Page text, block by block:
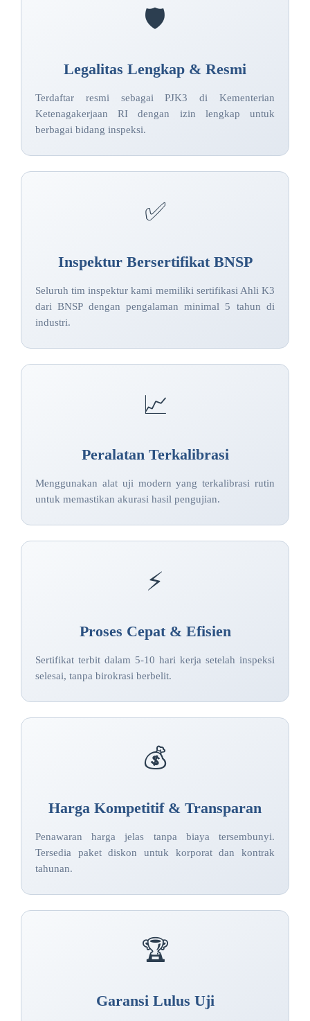
🛡️
Legalitas Lengkap & Resmi
Terdaftar resmi sebagai PJK3 di Kementerian
Ketenagakerjaan RI dengan izin lengkap untuk
berbagai bidang inspeksi.
✅
Inspektur Bersertifikat BNSP
Seluruh tim inspektur kami memiliki sertifikasi Ahli K3
dari BNSP dengan pengalaman minimal 5 tahun di
industri.
📈
Peralatan Terkalibrasi
Menggunakan alat uji modern yang terkalibrasi rutin
untuk memastikan akurasi hasil pengujian.
⚡
Proses Cepat & Efisien
Sertifikat terbit dalam 5-10 hari kerja setelah inspeksi
selesai, tanpa birokrasi berbelit.
💰
Harga Kompetitif & Transparan
Penawaran harga jelas tanpa biaya tersembunyi.
Tersedia paket diskon untuk korporat dan kontrak
tahunan.
🏆
Garansi Lulus Uji